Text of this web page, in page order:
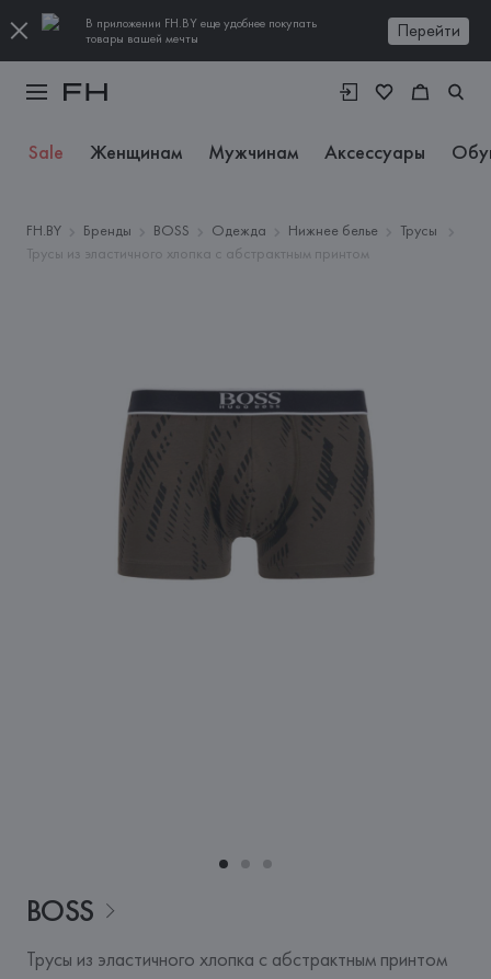
В приложении FH.BY еще удобнее покупать
товары вашей мечты
Перейти
Sale Женщинам Мужчинам Аксессуары
FH.BY Бренды BOSS Одежда Нижнее белье
Трусы
Трусы из эластичного хлопка с абстрактным принтом
BOSS
Трусы из эластичного хлопка с абстрактным принтом